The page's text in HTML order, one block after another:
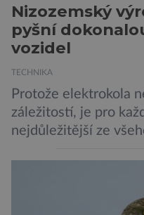
Nizozemský
pyšní
vozidel
TECHNIKA
Protože elektrokola
záležitostí, je pro
nejdůležitější ze
Skutečně